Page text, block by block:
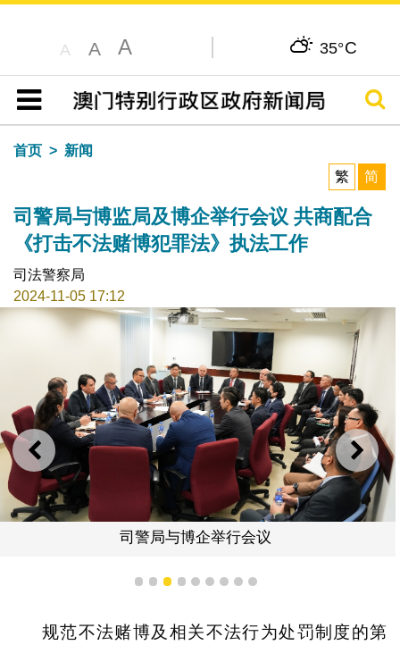
A A A 35°C
目录
搜寻
首页
新闻
繁
简
司警局与博监局及博企举行会议 共商配合
《打击不法赌博犯罪法》执法工作
司法警察局
2024-11-05 17:12
上一则 下一
司警局与博企举行会议
1 2 3 4 5 6 7 8 9
规范不法赌博及相关不法行为处罚制度的第